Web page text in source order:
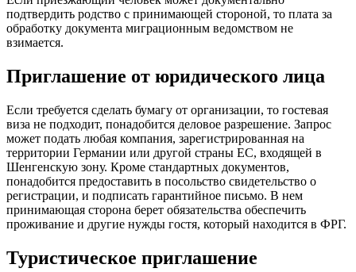
подтвердить родство с принимающей стороной, то плата за
обработку документа миграционным ведомством не
взимается.
Приглашение от юридического лица
Если требуется сделать бумагу от организации, то гостевая
виза не подходит, понадобится деловое разрешение. Запрос
может подать любая компания, зарегистрированная на
территории Германии или другой страны ЕС, входящей в
Шенгенскую зону. Кроме стандартных документов,
понадобится предоставить в посольство свидетельство о
регистрации, и подписать гарантийное письмо. В нем
принимающая сторона берет обязательства обеспечить
проживание и другие нужды гостя, который находится в ФРГ.
Туристическое приглашение